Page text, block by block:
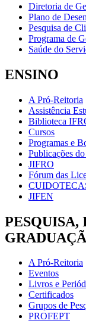
Diretoria de
Plano de
Pesquisa de
Programa de
Saúde do
ENSINO
A Pró-Reitoria
Assistência
Biblioteca
Cursos
Programas e
Publicações
JIFRO
Fórum das
JIFEN
PESQUISA,
A Pró-Reitoria
Eventos
Livros e
Certificados
Grupos de
PROFEPT